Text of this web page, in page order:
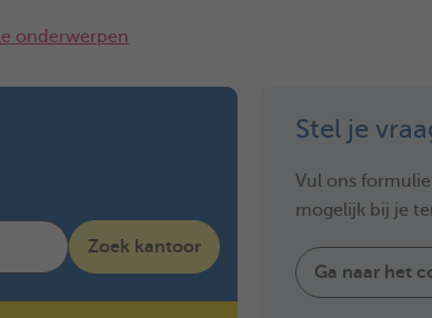
onderwerpen
Zoek kantoor
Stel je
Vul ons
mogelijk bij je
Ga naar het